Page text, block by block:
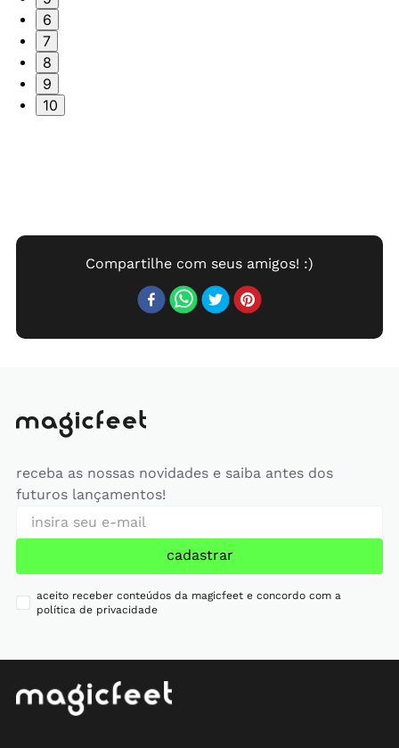
6
7
8
9
10
receba as nossas novidades e saiba antes dos
futuros lançamentos!
cadastrar
aceito receber conteúdos da magicfeet e concordo com a
política de privacidade